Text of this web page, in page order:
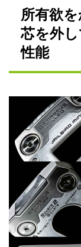
所有欲
芯を外
性能